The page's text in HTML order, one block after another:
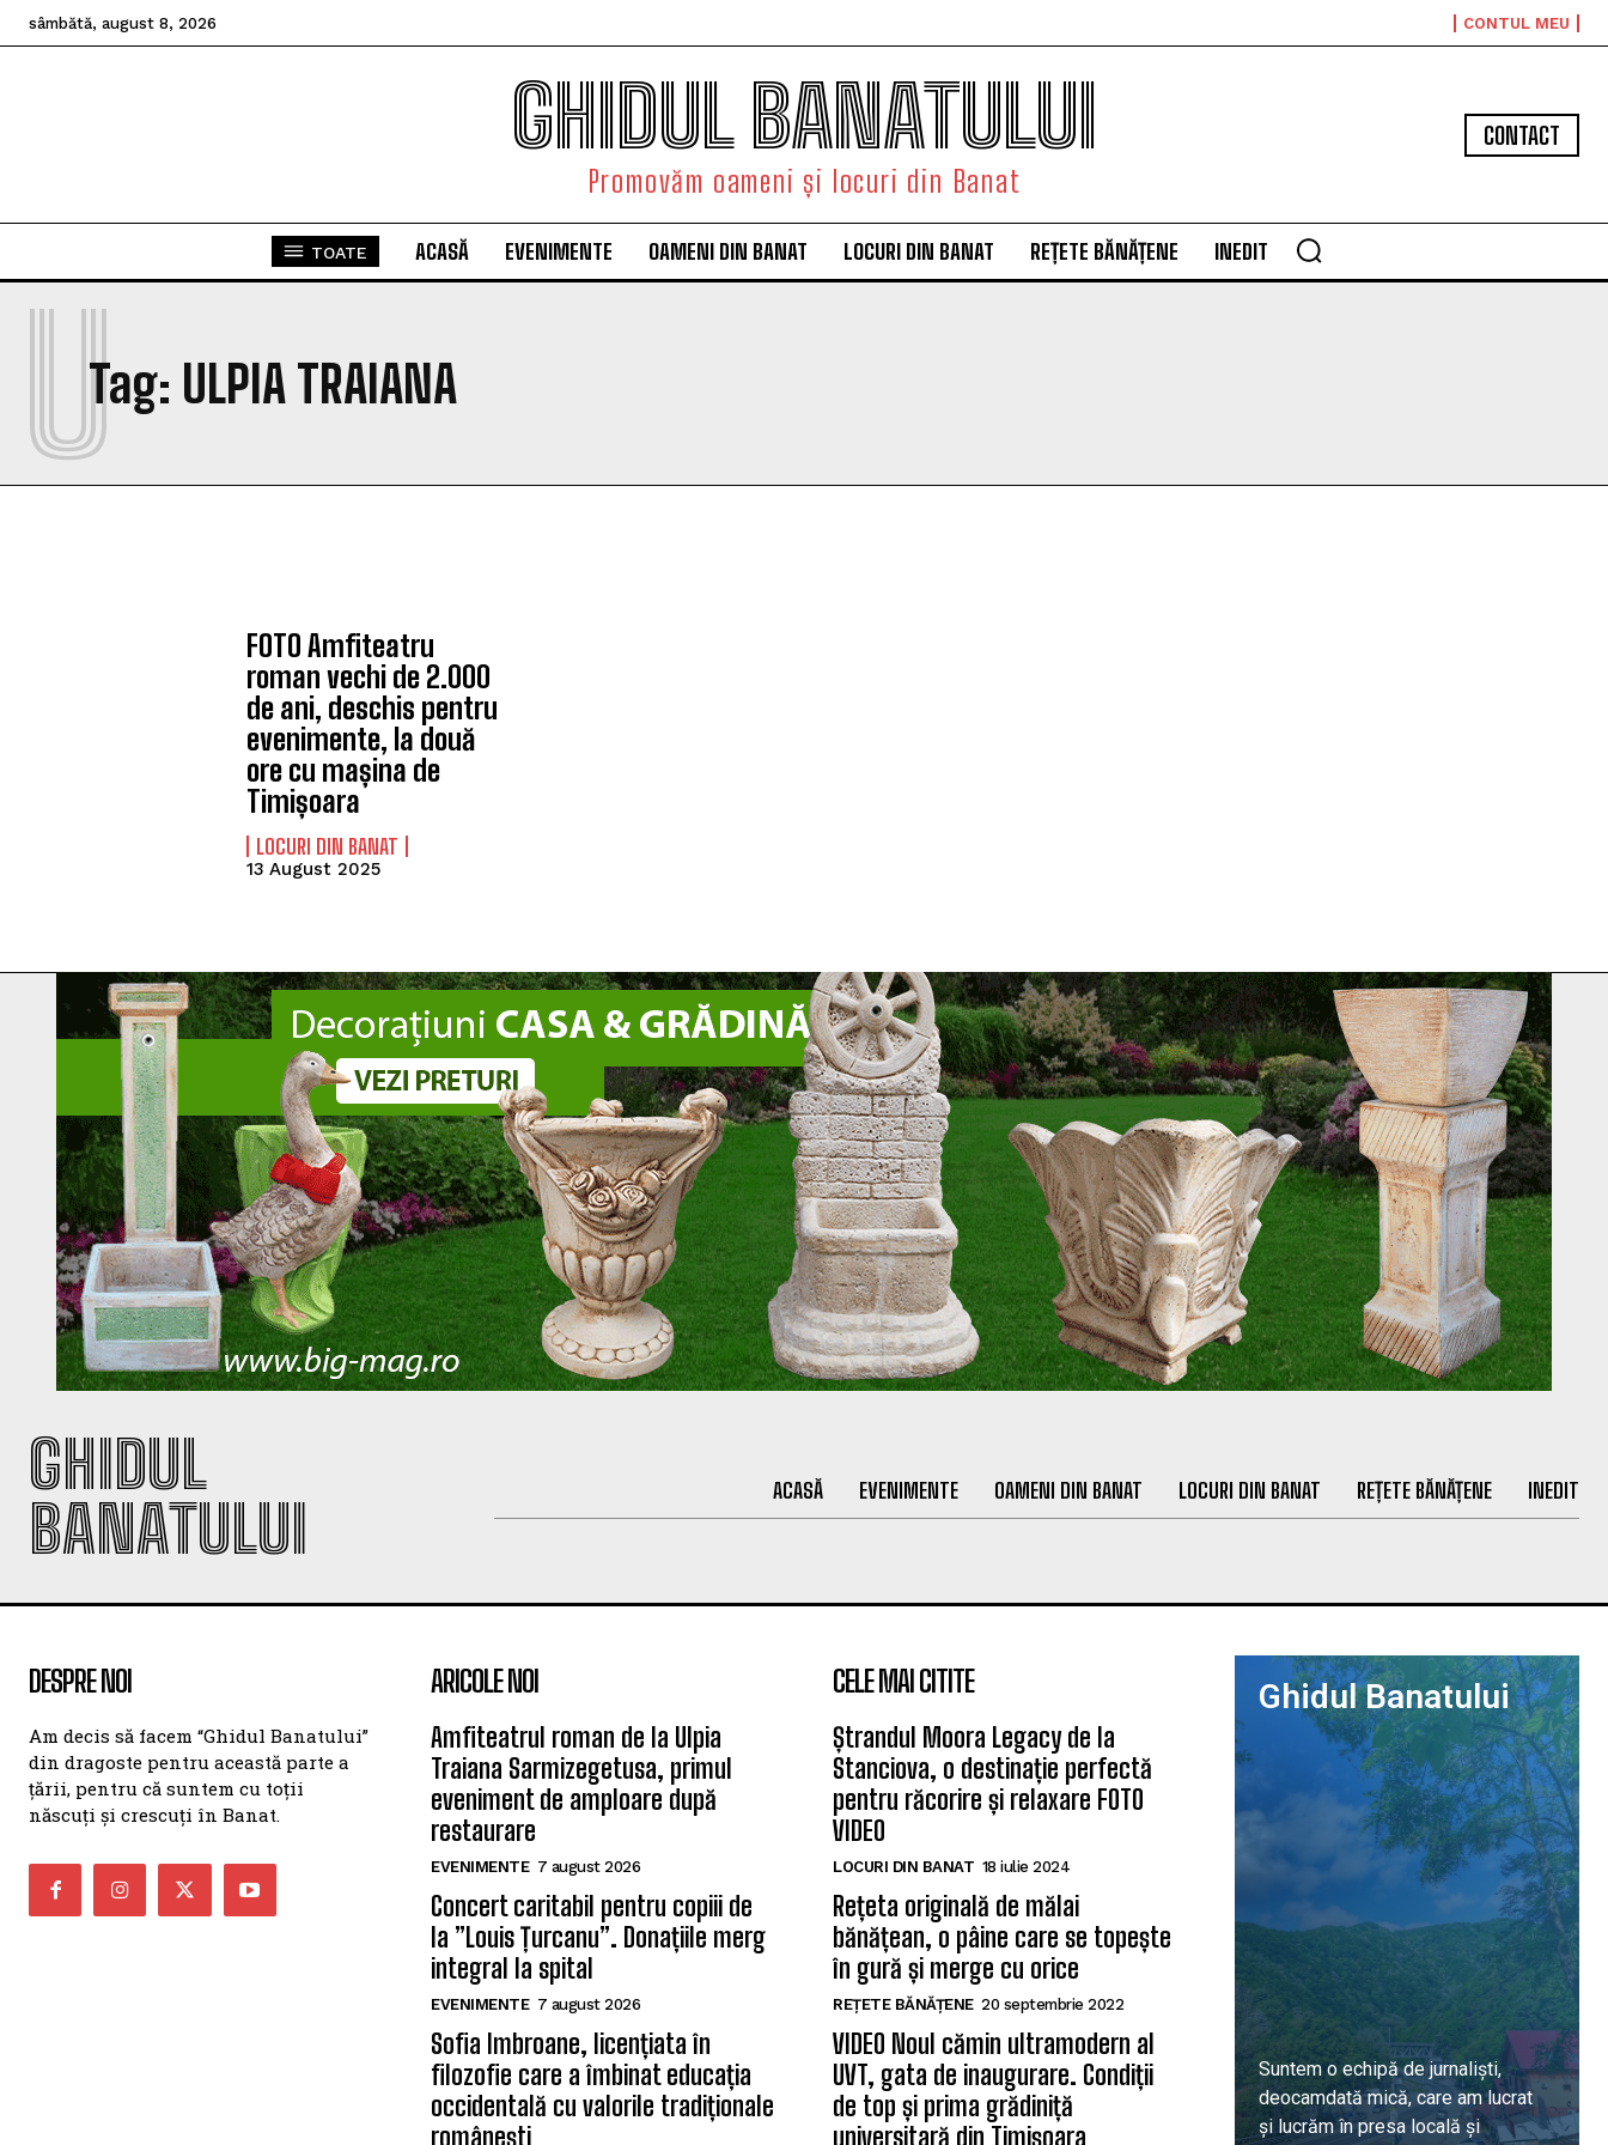
sâmbătă, august 8, 2026 CONTUL MEU
GHIDUL BANATULUI
Promovăm oameni și locuri din Banat
CONTACT
TOATE ACASĂ EVENIMENTE OAMENI DIN BANAT LOCURI DIN BANAT REȚETE BĂNĂȚENE INEDIT
Tag: ULPIA TRAIANA
U
FOTO Amfiteatru
roman vechi de 2.000
de ani, deschis pentru
evenimente, la două
ore cu mașina de
Timișoara
LOCURI DIN BANAT
13 August 2025
GHIDUL
BANATULUI
ACASĂ EVENIMENTE OAMENI DIN BANAT LOCURI DIN BANAT REȚETE BĂNĂȚENE INEDIT
DESPRE NOI
Am decis să facem “Ghidul Banatului”
din dragoste pentru această parte a
țării, pentru că suntem cu toții
născuți și crescuți în Banat.
ARICOLE NOI
Amfiteatrul roman de la Ulpia
Traiana Sarmizegetusa, primul
eveniment de amploare după
restaurare
EVENIMENTE 7 august 2026
Concert caritabil pentru copiii de
la ”Louis Țurcanu”. Donațiile merg
integral la spital
EVENIMENTE 7 august 2026
Sofia Imbroane, licențiata în
filozofie care a îmbinat educația
occidentală cu valorile tradiționale
românești
CELE MAI CITITE
Ștrandul Moora Legacy de la
Stanciova, o destinație perfectă
pentru răcorire și relaxare FOTO
VIDEO
LOCURI DIN BANAT 18 iulie 2024
Rețeta originală de mălai
bănățean, o pâine care se topește
în gură și merge cu orice
REȚETE BĂNĂȚENE 20 septembrie 2022
VIDEO Noul cămin ultramodern al
UVT, gata de inaugurare. Condiții
de top și prima grădiniță
universitară din Timișoara
Ghidul Banatului
Suntem o echipă de jurnaliști,
deocamdată mică, care am lucrat
și lucrăm în presa locală și